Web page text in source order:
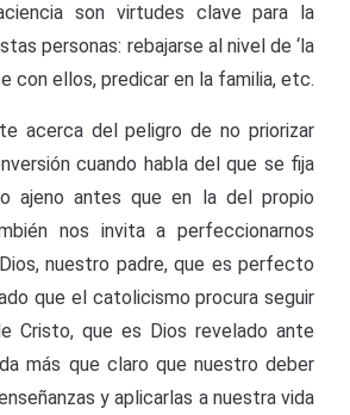
son virtudes clave para la
personas: rebajarse al nivel de ‘la
con ellos, predicar en la familia, etc.
acerca del peligro de no priorizar
cuando habla del que se fija
ajeno antes que en la del propio
nos invita a perfeccionarnos
nuestro padre, que es perfecto
que el catolicismo procura seguir
Cristo, que es Dios revelado ante
más que claro que nuestro deber
y aplicarlas a nuestra vida